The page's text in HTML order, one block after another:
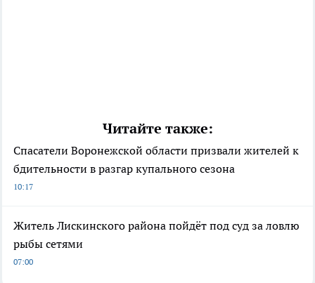
Читайте также:
Спасатели Воронежской области призвали жителей к
бдительности в разгар купального сезона
10:17
Житель Лискинского района пойдёт под суд за ловлю
рыбы сетями
07:00